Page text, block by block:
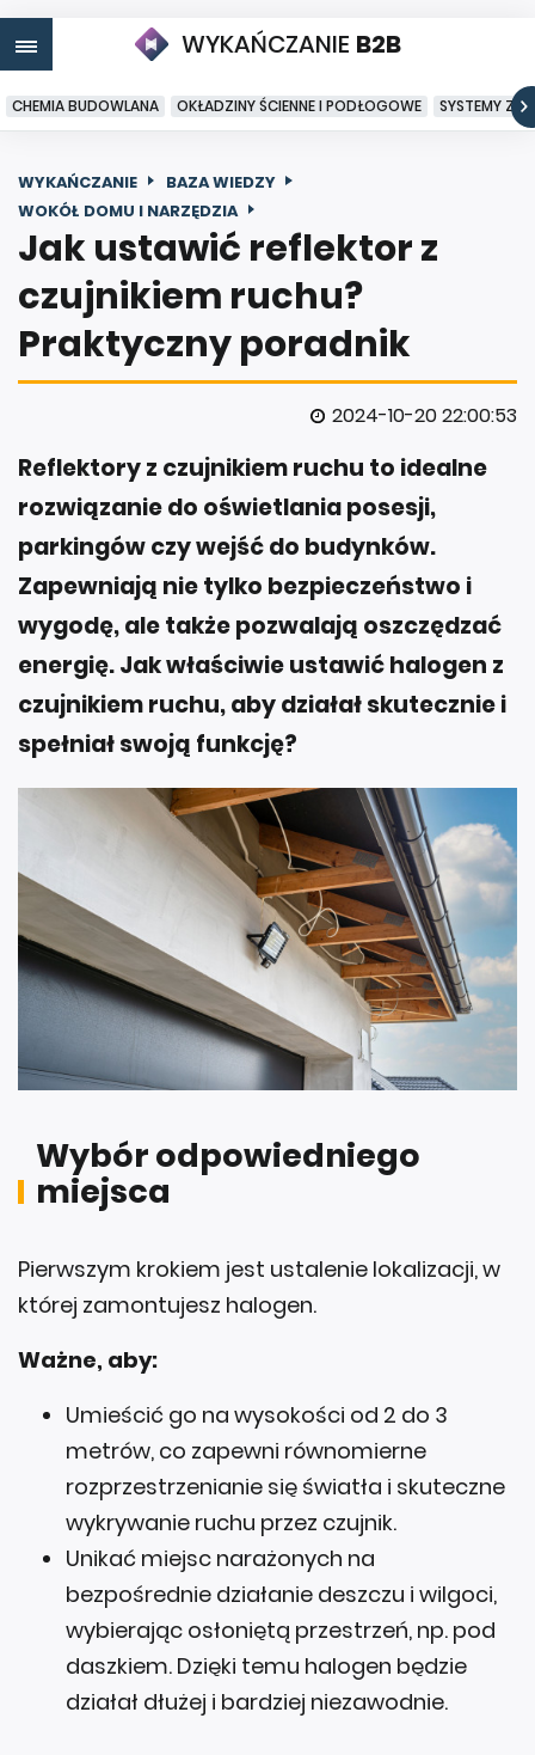
WYKAŃCZANIE B2B
CHEMIA BUDOWLANA OKŁADZINY ŚCIENNE I PODŁOGOWE SYSTEMY
WYKAŃCZANIE
BAZA WIEDZY
WOKÓŁ DOMU I NARZĘDZIA
Jak ustawić reflektor z
czujnikiem ruchu?
Praktyczny poradnik
2024-10-20 22:00:53
Reflektory z czujnikiem ruchu to idealne
rozwiązanie do oświetlania posesji,
parkingów czy wejść do budynków.
Zapewniają nie tylko bezpieczeństwo i
wygodę, ale także pozwalają oszczędzać
energię. Jak właściwie ustawić halogen z
czujnikiem ruchu, aby działał skutecznie i
spełniał swoją funkcję?
Wybór odpowiedniego
miejsca
Pierwszym krokiem jest ustalenie lokalizacji, w
której zamontujesz halogen.
Ważne, aby:
Umieścić go na wysokości od 2 do 3
metrów, co zapewni równomierne
rozprzestrzenianie się światła i skuteczne
wykrywanie ruchu przez czujnik.
Unikać miejsc narażonych na
bezpośrednie działanie deszczu i wilgoci,
wybierając osłoniętą przestrzeń, np. pod
daszkiem. Dzięki temu halogen będzie
działał dłużej i bardziej niezawodnie.